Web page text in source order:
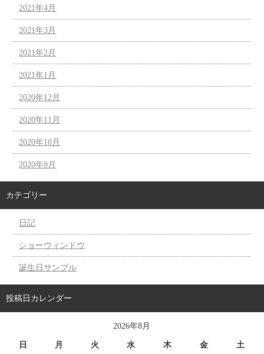
2021年4月
2021年3月
2021年2月
2021年1月
2020年12月
2020年11月
2020年10月
2020年9月
カテゴリー
日記
ショーウィンドウ
誕生日サンプル
投稿日カレンダー
2026年8月
日 月 火 水 木 金 土